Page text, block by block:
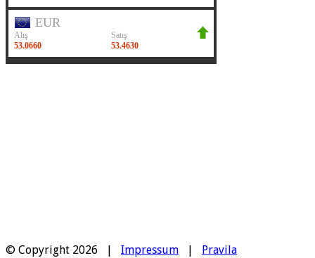
© Copyright 2026 | Impressum
Pravila